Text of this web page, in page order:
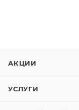
АКЦИИ
УСЛУГИ